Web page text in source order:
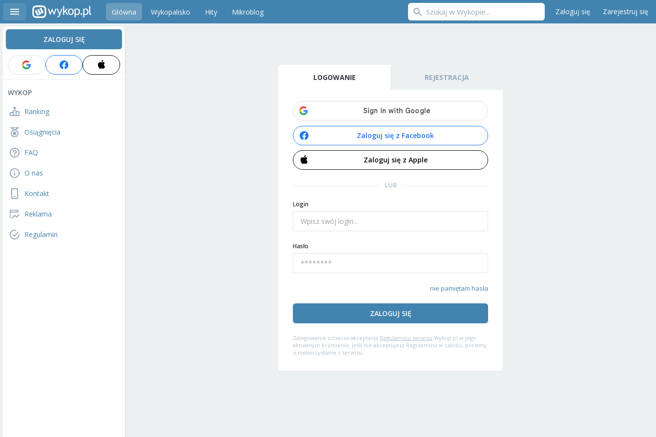
Główna Wykopalisko Hity Mikroblog Zaloguj się Zarejestruj się
ZALOGUJ SIĘ
WYKOP
Ranking
Osiągnięcia
FAQ
O nas
Kontakt
Reklama
Regulamin
LOGOWANIE REJESTRACJA
Zaloguj się z Facebook
Zaloguj się z Apple
LUB
Login
Hasło
nie pamiętam hasła
ZALOGUJ SIĘ
Zalogowanie oznacza akceptację Regulaminu serwisu Wykop.pl w jego
aktualnym brzmieniu. Jeśli nie akceptujesz Regulaminu w całości, prosimy
o niekorzystanie z serwisu.